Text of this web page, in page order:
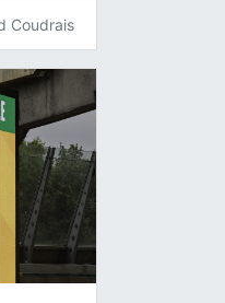
Coudrais